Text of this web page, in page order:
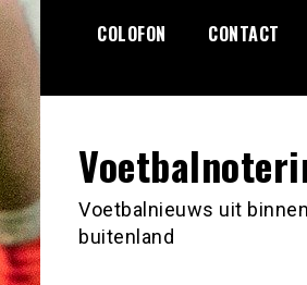
inhoud
COLOFON CONTACT
Voetbalnieuws uit
buitenland